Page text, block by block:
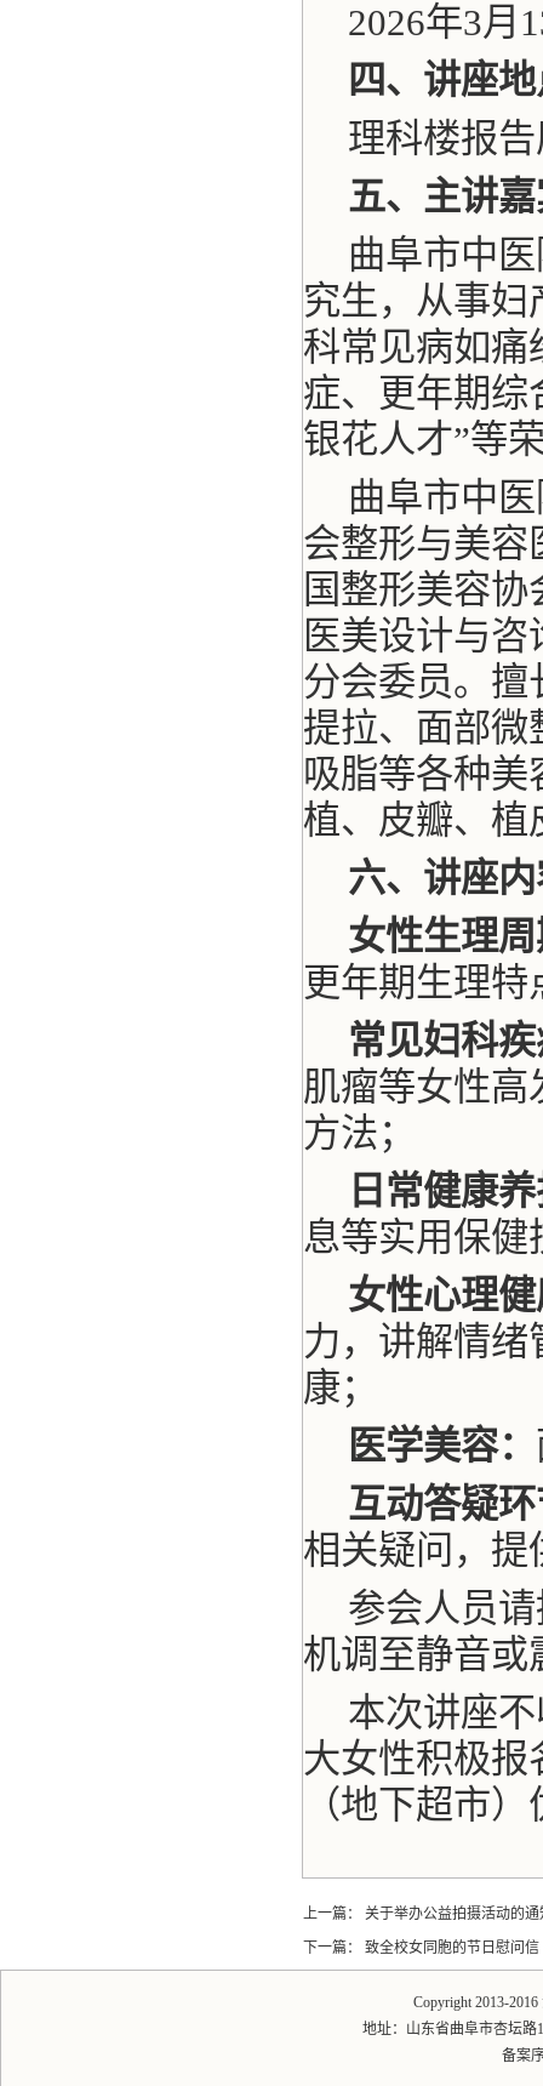
2026年3月
四、 讲座
理科楼报
五、主讲
曲阜市中
究生，从事
科常见病如痛
症、更年期综
银花人才”等
曲阜市中
会整形与美容
国整形美容
医美设计与
分会委员。擅
提拉、面部微
吸脂等各种美
植、皮瓣、植
六、讲座
女性生理
更年期生理
常见妇科
肌瘤等女性高
方法；
日常健康
息等实用保健
女性心理
力，讲解情
康；
医学美容：
互动答疑
相关疑问，提
参会人员
机调至静音或
本次讲座
大女性积极
（地下超市
上一篇：
关于举办公益拍摄活动的通
下一篇：
致全校女同胞的节日慰问信
Copyright 2013-
地址：山东省曲阜市杏坛
备案